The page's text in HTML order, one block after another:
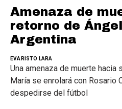
Amenaza de
retorno de
Argentina
EVARISTO LARA
Una amenaza de muerte hacia
María se enrolará con Rosario
despedirse del fútbol